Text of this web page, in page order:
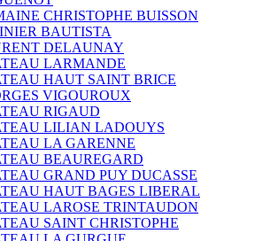
CHRISTOPHE BUISSON
BAUTISTA
DELAUNAY
LARMANDE
HAUT SAINT BRICE
VIGOUROUX
RIGAUD
LILIAN LADOUYS
LA GARENNE
BEAUREGARD
GRAND PUY DUCASSE
HAUT BAGES LIBERAL
LAROSE TRINTAUDON
SAINT CHRISTOPHE